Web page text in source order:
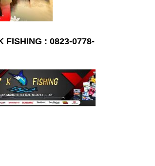
FISHING : 0823-0778-